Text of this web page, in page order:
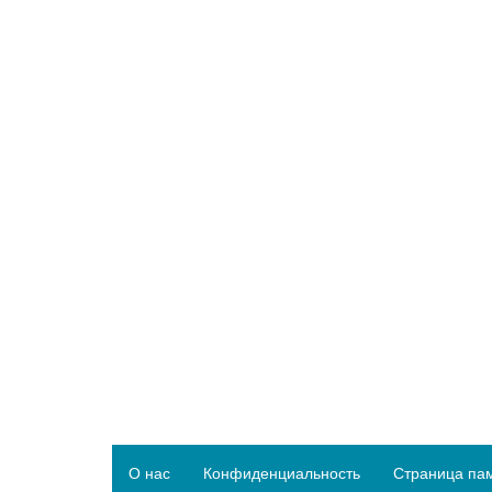
О нас Конфиденциальность Страница